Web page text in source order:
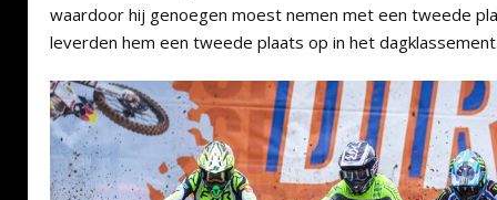
waardoor hij genoegen moest nemen met een tweede
leverden hem een tweede plaats op in het